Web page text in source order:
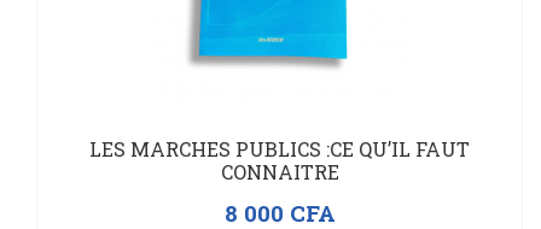
LES MARCHES PUBLICS :CE QU’IL FAUT
CONNAITRE
8 000 CFA